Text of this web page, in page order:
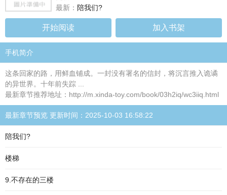
最新： 陪我们?
开始阅读 加入书架
手机简介
这条回家的路，用鲜血铺成。一封没有署名的信封，将沉言推入诡谲
的异世界。十年前失踪 ...
最新章节推荐地址：http://m.xinda-toy.com/book/03h2iq/wc3iiq.html
最新章节预览 更新时间：2025-10-03 16:58:22
陪我们?
楼梯
9.不存在的三楼